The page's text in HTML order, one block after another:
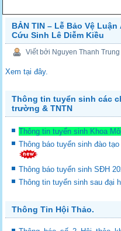
BẢN TIN – Lễ Bảo Vệ
Cứu Sinh Lê Diễm Kiều
Viết bởi Nguyen Thanh Trung
Xem tại đây.
Thông tin tuyển sinh các
trường & TNTN
Thông tin tuyển sinh Khoa
Thông báo tuyển sinh đào
Thông báo tuyển sinh SĐH
Thông tin tuyển sinh sau đại
Thông Tin Hội Thảo.